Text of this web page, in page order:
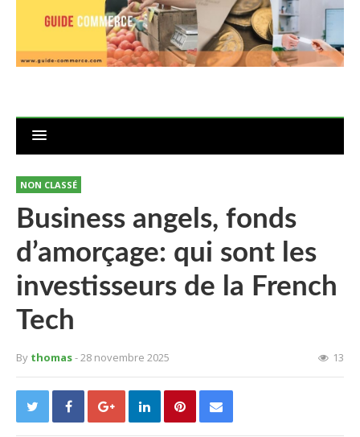
NON CLASSÉ
Business angels, fonds
d’amorçage: qui sont les
investisseurs de la French
Tech
By thomas- 28 novembre 2025 13